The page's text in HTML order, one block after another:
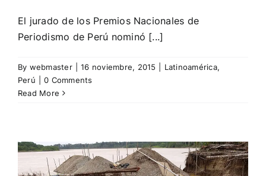
El jurado de los Premios Nacionales de
Periodismo de Perú nominó [...]
By webmaster 16 noviembre, 2015 Latinoamérica,
Perú
0 Comments
Read More